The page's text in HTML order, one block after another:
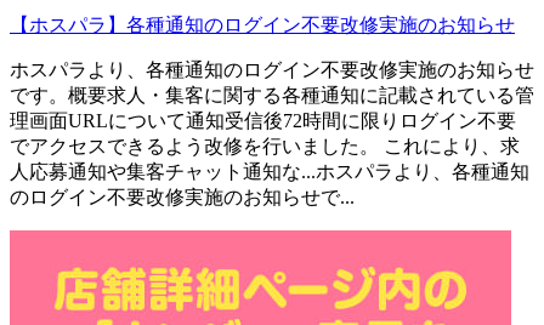
【ホスパラ】各種通知のログイン不要改修実施のお知らせ
ホスパラより、各種通知のログイン不要改修実施のお知らせ
です。概要求人・集客に関する各種通知に記載されている管
理画面URLについて通知受信後72時間に限りログイン不要
でアクセスできるよう改修を行いました。 これにより、求
人応募通知や集客チャット通知な...ホスパラより、各種通知
のログイン不要改修実施のお知らせで...